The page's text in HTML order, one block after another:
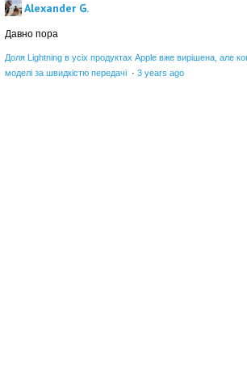
Alexander G.
Давно пора
Доля Lightning в усіх продуктах Apple вже вирішена, але
моделі за швидкістю передачі · 3 years ago